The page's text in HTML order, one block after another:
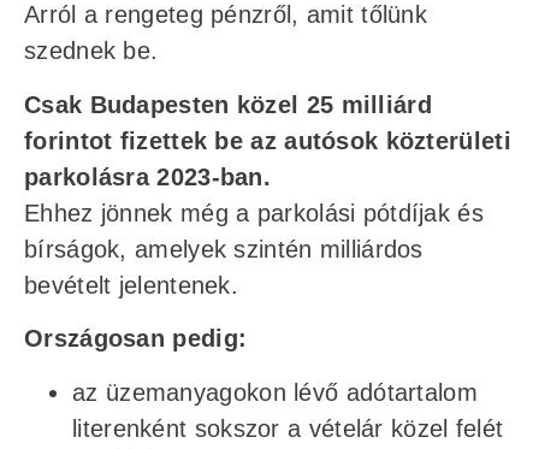
Arról a rengeteg pénzről, amit tőlünk
szednek be.
Csak Budapesten közel 25 milliárd
forintot fizettek be az autósok közterületi
parkolásra 2023-ban.
Ehhez jönnek még a parkolási pótdíjak és
bírságok, amelyek szintén milliárdos
bevételt jelentenek.
Országosan pedig:
az üzemanyagokon lévő adótartalom
literenként sokszor a vételár közel felét